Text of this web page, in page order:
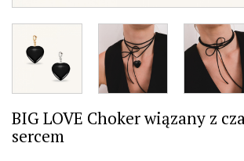
BIG LOVE Choker wiązany z
sercem